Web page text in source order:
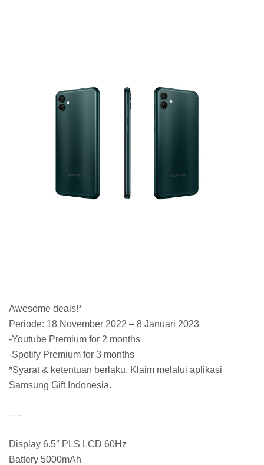
Awesome deals!*
Periode: 18 November 2022 – 8 Januari 2023
-Youtube Premium for 2 months
-Spotify Premium for 3 months
*Syarat & ketentuan berlaku. Klaim melalui aplikasi
Samsung Gift Indonesia.
—-
Display 6.5″ PLS LCD 60Hz
Battery 5000mAh